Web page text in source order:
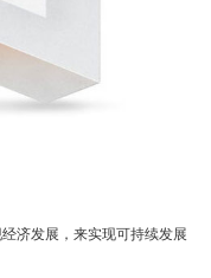
济发展，来实现可持续发展